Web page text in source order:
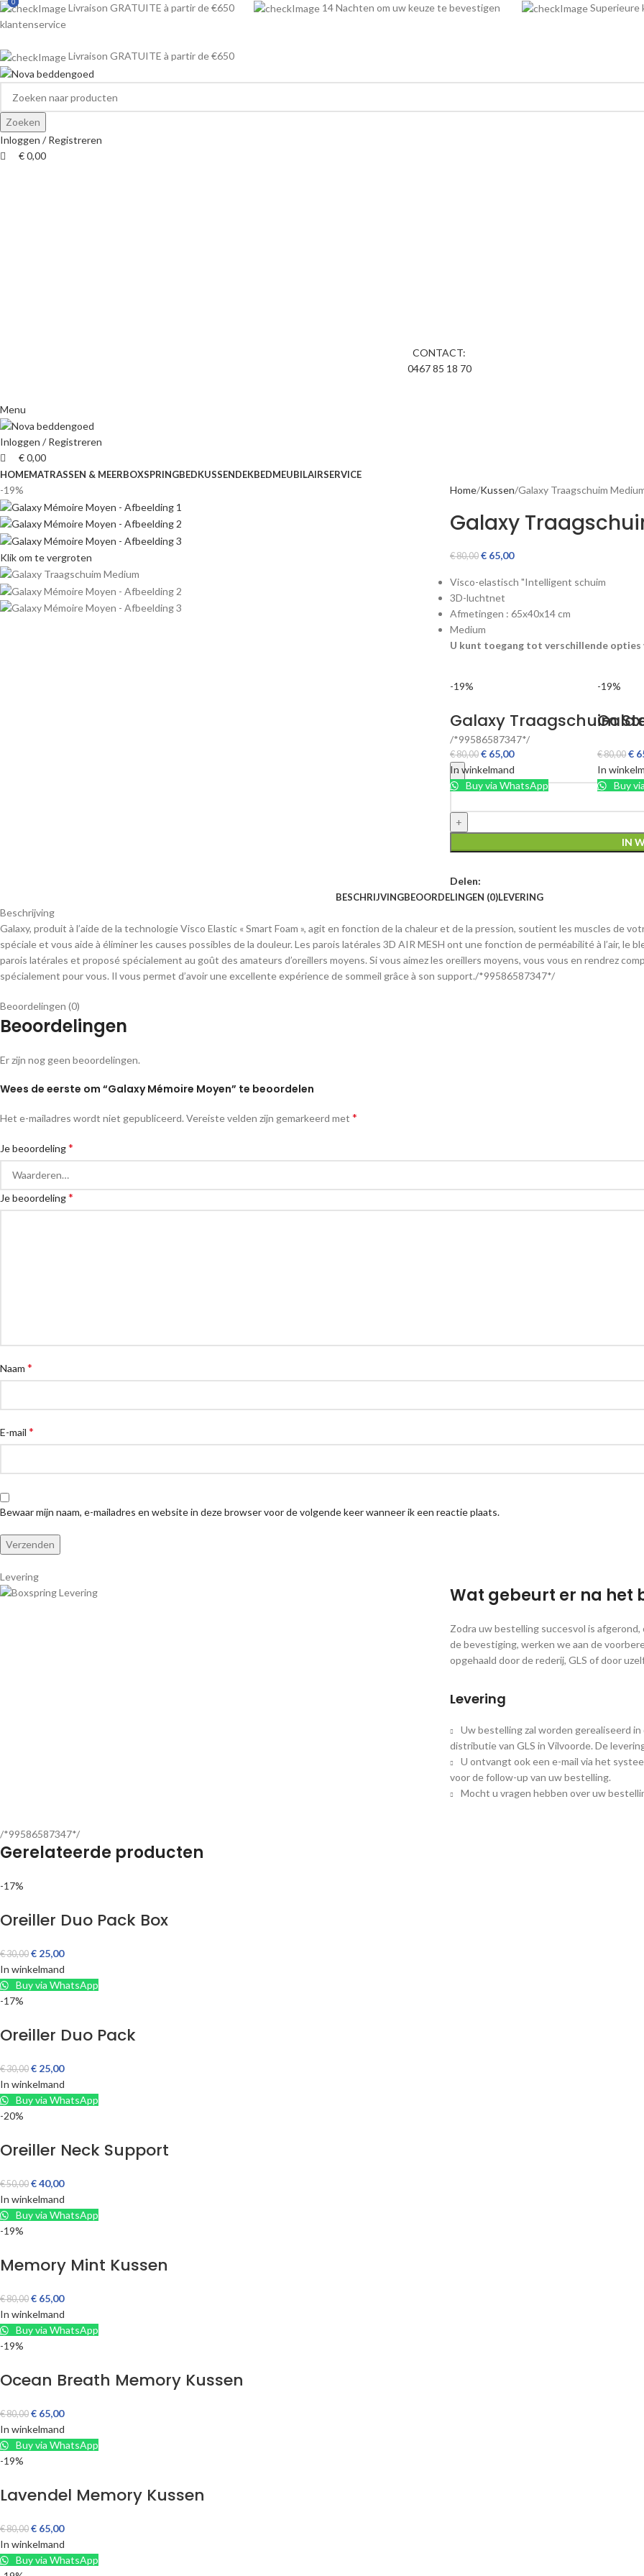
Livraison GRATUITE à partir de €650 14 Nachten om uw keuze te bevestigen
klantenservice
Livraison GRATUITE à partir de €650
Zoeken
Inloggen / Registreren
0
€0,00
CONTACT:
0467 85 18 70
Menu
Inloggen / Registreren
0
€0,00
HOMEMATRASSEN & MEERBOXSPRINGBEDKUSSENDEKBEDMEUBILAIRSERVICE
-19%
Klik om te vergroten
Home Kussen Galaxy Traagschuim
Galaxy
€80,00 €65,00
Visco-elastisch "Intelligent schuim
3D-luchtnet
Afmetingen : 65x40x14 cm
Medium
U kunt toegang tot verschillende opties
-19%
Galaxy Traagschuim
€80,00 €65,00
In winkelmand
Buy via WhatsApp
-19%
€80,00 €
In
Buy
/*99586587347*/
IN
Delen:
BESCHRIJVINGBEOORDELINGEN (0)LEVERING
Beschrijving
Galaxy, produit à l’aide de la technologie Visco Elastic « Smart Foam », agit en fonction de la chaleur et de la pression, soutient les muscles de
spéciale et vous aide à éliminer les causes possibles de la douleur. Les parois latérales 3D AIR MESH ont une fonction de perméabilité à l’air, le
parois latérales et proposé spécialement au goût des amateurs d’oreillers moyens. Si vous aimez les oreillers moyens, vous vous en rendrez
spécialement pour vous. Il vous permet d’avoir une excellente expérience de sommeil grâce à son support./*99586587347*/
Beoordelingen (0)
Beoordelingen
Er zijn nog geen beoordelingen.
Wees de eerste om “Galaxy Mémoire Moyen” te beoordelen
Het e-mailadres wordt niet gepubliceerd. Vereiste velden zijn gemarkeerd met *
Je beoordeling*
Je beoordeling*
Naam *
E-mail *
Bewaar mijn naam, e-mailadres en website in deze browser voor de volgende keer wanneer ik een reactie plaats.
Levering
Wat gebeurt er na het
Zodra uw bestelling succesvol is
de bevestiging, werken we aan de
opgehaald door de rederij, GLS of door
Levering
Uw bestelling zal worden gerealiseerd
distributie van GLS in Vilvoorde. De
U ontvangt ook een e-mail via het
voor de follow-up van uw bestelling.
Mocht u vragen hebben over uw
/*99586587347*/
Gerelateerde producten
-17%
Oreiller Duo Pack Box
€30,00 € 25,00
In winkelmand
Buy via WhatsApp
-17%
Oreiller Duo Pack
€30,00 € 25,00
In winkelmand
Buy via WhatsApp
-20%
Oreiller Neck Support
€50,00 €40,00
In winkelmand
Buy via WhatsApp
-19%
Memory Mint Kussen
€80,00 € 65,00
In winkelmand
Buy via WhatsApp
-19%
Ocean Breath Memory Kussen
€80,00 € 65,00
In winkelmand
Buy via WhatsApp
-19%
Lavendel Memory Kussen
€80,00 € 65,00
In winkelmand
Buy via WhatsApp
0